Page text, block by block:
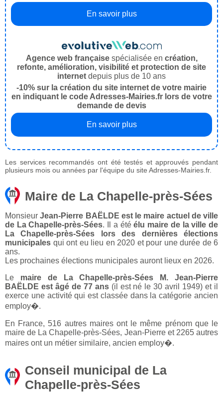
En savoir plus
Agence web françaisespécialisée en création,
refonte, amélioration, visibilité et protection de site
internet depuis plus de 10 ans
-10% sur la création du site internet de votre mairie
en indiquant le code Adresses-Mairies.fr lors de votre
demande de devis
En savoir plus
Les services recommandés ont été testés et approuvés pendant
plusieurs mois ou années par l'équipe du site Adresses-Mairies.fr.
Maire de La Chapelle-près-Sées
MonsieurJean-Pierre BAËLDE est le maire actuel de ville
de La Chapelle-près-Sées. Il a étéélu maire de la ville de
La Chapelle-près-Sées lors des dernières élections
municipales qui ont eu lieu en 2020 et pour une durée de 6
ans.
Les prochaines élections municipales auront lieux en 2026.
Le maire de La Chapelle-près-Sées M. Jean-Pierre
BAËLDE est âgé de 77 ans(il est né le 30 avril 1949) et il
exerce une activité qui est classée dans la catégorie ancien
employ�.
En France, 516 autres maires ont le même prénom que le
maire de La Chapelle-près-Sées, Jean-Pierre et 2265 autres
maires ont un métier similaire, ancien employ�.
Conseil municipal de La
Chapelle-près-Sées